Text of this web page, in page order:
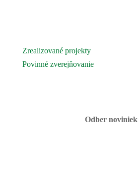
Zrealizované projekty
Povinné zverejňovanie
Odber noviniek